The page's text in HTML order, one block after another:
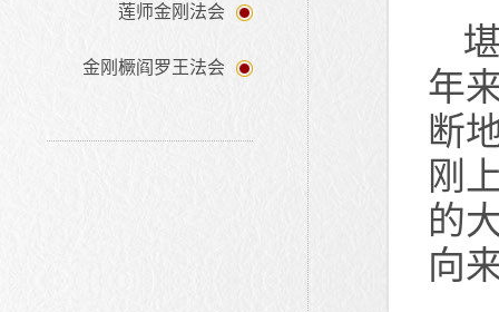
年
断
刚
的
向
莲师金刚法会
金刚橛阎罗王法会